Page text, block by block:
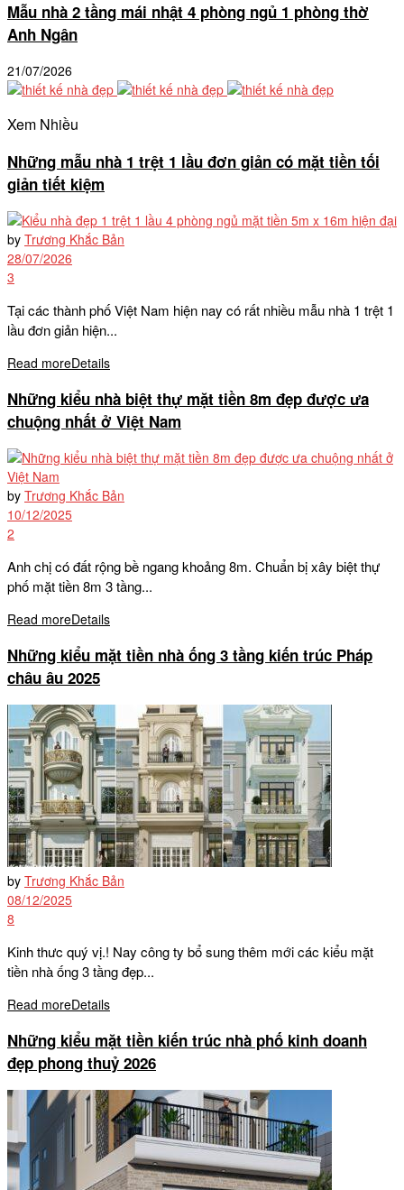
Mẫu nhà 2 tầng mái nhật 4 phòng ngủ 1 phòng thờ
Anh Ngân
21/07/2026
Xem Nhiều
Những mẫu nhà 1 trệt 1 lầu đơn giản có mặt tiền tối
giản tiết kiệm
by Trương Khắc Bản
28/07/2026
3
Tại các thành phố Việt Nam hiện nay có rất nhiều mẫu nhà 1 trệt 1
lầu đơn giản hiện...
Read moreDetails
Những kiểu nhà biệt thự mặt tiền 8m đẹp được ưa
chuộng nhất ở Việt Nam
by Trương Khắc Bản
10/12/2025
2
Anh chị có đất rộng bề ngang khoảng 8m. Chuẩn bị xây biệt thự
phố mặt tiền 8m 3 tầng...
Read moreDetails
Những kiểu mặt tiền nhà ống 3 tầng kiến trúc Pháp
châu âu 2025
by Trương Khắc Bản
08/12/2025
8
Kinh thưc quý vị.! Nay công ty bổ sung thêm mới các kiểu mặt
tiền nhà ống 3 tầng đẹp...
Read moreDetails
Những kiểu mặt tiền kiến trúc nhà phố kinh doanh
đẹp phong thuỷ 2026